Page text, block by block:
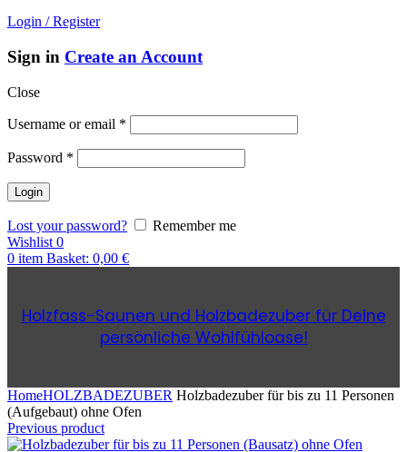
Login / Register
Sign in Create an Account
Close
Username or email *
Password *
Lost your password?
Remember me
Wishlist 0
0 item Basket: 0,00 €
Holzfass-Saunen und Holzbadezuber für Deine
persönliche Wohlfühloase!
HomeHOLZBADEZUBER Holzbadezuber für bis zu 11 Personen
(Aufgebaut) ohne Ofen
Previous product